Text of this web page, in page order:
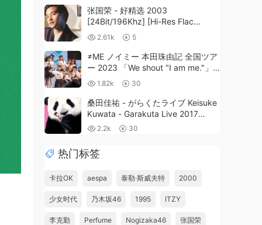
张国荣 - 好精选 2003
[24Bit/196Khz] [Hi-Res Flac
2.92GB]
2.61k 5
≠ME ノイミー 本田珠由記 全国ツア
ー 2023 「We shout "I am me."」
[BDMV 44GB]
1.82k 30
桑田佳祐 - がらくたライブ Keisuke
Kuwata - Garakuta Live 2017
[2018] [BDMV 40.2GB]
2.2k 30
热门标签
卡拉OK aespa 泰勒·斯威夫特 2000
少女时代 乃木坂46 1995 ITZY
李克勤 Perfume Nogizaka46 张国荣